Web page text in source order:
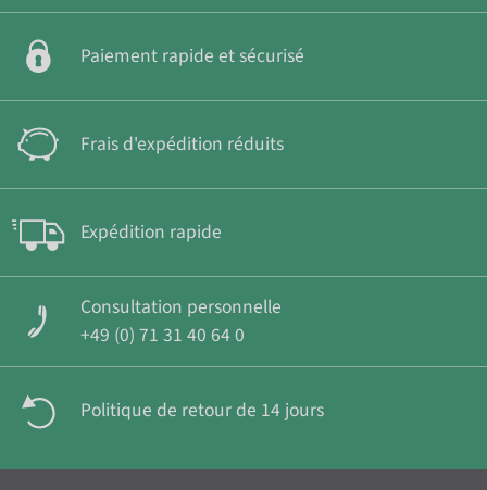
Paiement rapide et sécurisé
Frais d'expédition réduits
Expédition rapide
Consultation personnelle
+49 (0) 71 31 40 64 0
Politique de retour de 14 jours